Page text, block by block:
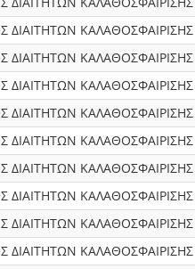
ΔΙΑΙΤΗΤΩΝ
ΔΙΑΙΤΗΤΩΝ ΚΑΛΑΘΟΣΦΑΙΡΙΣΗΣ
ΔΙΑΙΤΗΤΩΝ
ΔΙΑΙΤΗΤΩΝ
ΔΙΑΙΤΗΤΩΝ
ΔΙΑΙΤΗΤΩΝ
ΔΙΑΙΤΗΤΩΝ ΚΑΛΑΘΟΣΦΑΙΡΙΣΗΣ
ΔΙΑΙΤΗΤΩΝ
ΔΙΑΙΤΗΤΩΝ